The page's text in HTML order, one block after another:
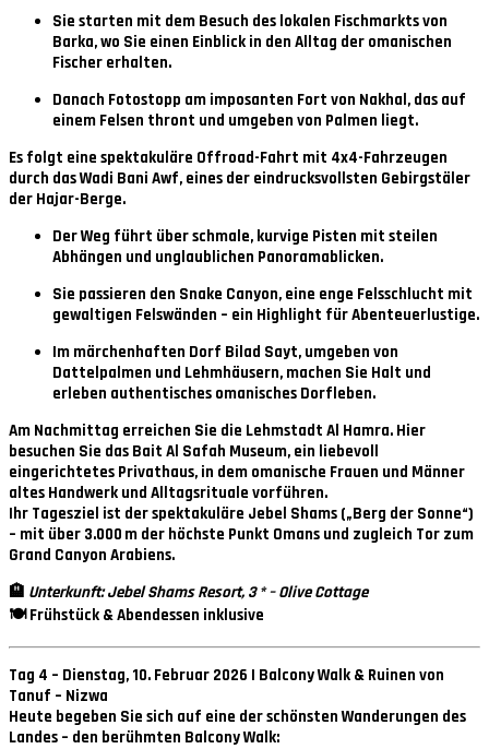
Sie starten mit dem Besuch des lokalen Fischmarkts von
Barka, wo Sie einen Einblick in den Alltag der omanischen
Fischer erhalten.
Danach Fotostopp am imposanten Fort von Nakhal, das auf
einem Felsen thront und umgeben von Palmen liegt.
Es folgt eine spektakuläre Offroad-Fahrt mit 4x4-Fahrzeugen
durch dasWadi Bani Awf, eines der eindrucksvollsten Gebirgstäler
der Hajar-Berge.
Der Weg führt über schmale, kurvige Pisten mit steilen
Abhängen und unglaublichen Panoramablicken.
Sie passieren den Snake Canyon, eine enge Felsschlucht mit
gewaltigen Felswänden – ein Highlight für Abenteuerlustige.
Im märchenhaften Dorf Bilad Sayt, umgeben von
Dattelpalmen und Lehmhäusern, machen Sie Halt und
erleben authentisches omanisches Dorfleben.
Am Nachmittag erreichen Sie die Lehmstadt Al Hamra. Hier
besuchen Sie das Bait Al Safah Museum, ein liebevoll
eingerichtetes Privathaus, in dem omanische Frauen und Männer
altes Handwerk und Alltagsrituale vorführen.
Ihr Tagesziel ist der spektakuläre Jebel Shams („Berg der Sonne“)
– mit über 3.000 m der höchste Punkt Omans und zugleich Tor zum
Grand Canyon Arabiens.
🏨 Unterkunft: Jebel Shams Resort, 3 * – Olive Cottage
🍽 Frühstück & Abendessen inklusive
Tag 4 – Dienstag, 10. Februar 2026 | Balcony Walk & Ruinen von
Tanuf – Nizwa
Heute begeben Sie sich auf eine der schönsten Wanderungen des
Landes – den berühmten Balcony Walk: